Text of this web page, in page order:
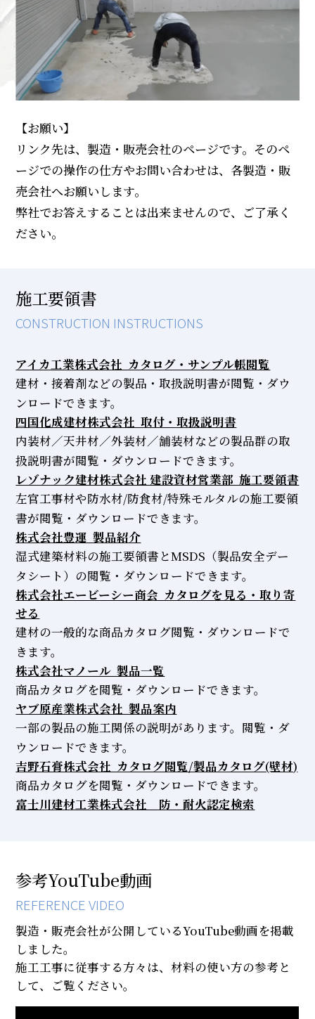
【お願い】
リンク先は、製造・販売会社のページです。そのペ
ージでの操作の仕方やお問い合わせは、各製造・販
売会社へお願いします。
弊社でお答えすることは出来ませんので、ご了承く
ださい。
施工要領書
CONSTRUCTION INSTRUCTIONS
アイカ工業株式会社 カタログ・サンプル帳閲覧
建材・接着剤などの製品・取扱説明書が閲覧・ダウ
ンロードできます。
四国化成建材株式会社 取付・取扱説明書
内装材／天井材／外装材／舗装材などの製品群の取
扱説明書が閲覧・ダウンロードできます。
レゾナック建材株式会社 建設資材営業部 施工要領書
左官工事材や防水材/防食材/特殊モルタルの施工要領
書が閲覧・ダウンロードできます。
株式会社豊運 製品紹介
湿式建築材料の施工要領書とMSDS（製品安全デー
タシート）の閲覧・ダウンロードできます。
株式会社エービーシー商会 カタログを見る・取り寄
せる
建材の一般的な商品カタログ閲覧・ダウンロードで
きます。
株式会社マノール 製品一覧
商品カタログを閲覧・ダウンロードできます。
ヤブ原産業株式会社 製品案内
一部の製品の施工関係の説明があります。閲覧・ダ
ウンロードできます。
吉野石膏株式会社 カタログ閲覧/製品カタログ(壁材)
商品カタログを閲覧・ダウンロードできます。
富士川建材工業株式会社 防・耐火認定検索
参考YouTube動画
REFERENCE VIDEO
製造・販売会社が公開しているYouTube動画を掲載
しました。
施工工事に従事する方々は、材料の使い方の参考と
して、ご覧ください。